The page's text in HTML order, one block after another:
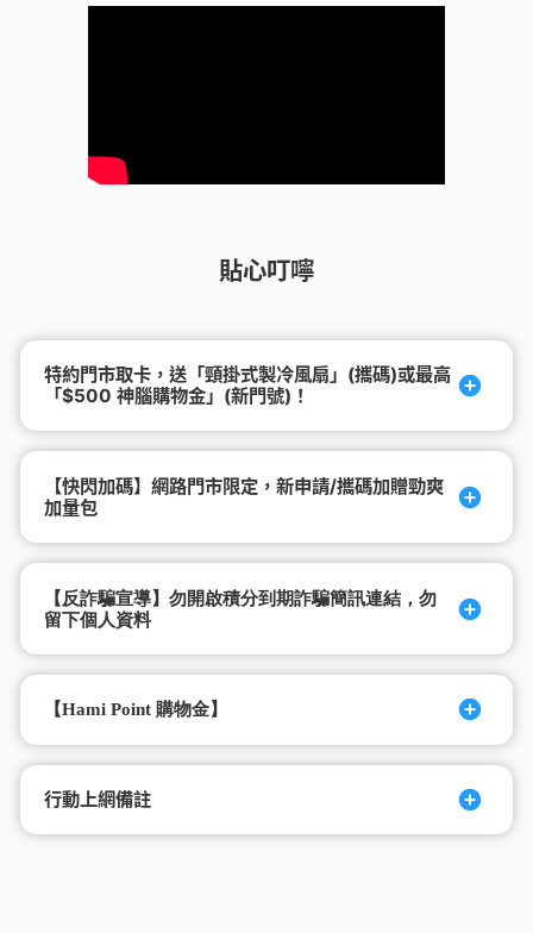
貼心叮嚀
特約門市取卡，送「頸掛式製冷風扇」(攜碼)或最高
「$500 神腦購物金」(新門號)！
【快閃加碼】網路門市限定，新申請/攜碼加贈勁爽
加量包
【反詐騙宣導】勿開啟積分到期詐騙簡訊連結，勿
留下個人資料
【Hami Point 購物金】
行動上網備註